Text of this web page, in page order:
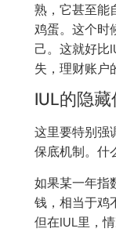
熟，它甚至能
鸡蛋。这个时
己。这就好比
失，理财账户
IUL的隐
这里要特别强
保底机制。什
如果某一年指
钱，相当于鸡
但在IUL里，